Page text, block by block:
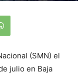
(SMN) el
julio en Baja